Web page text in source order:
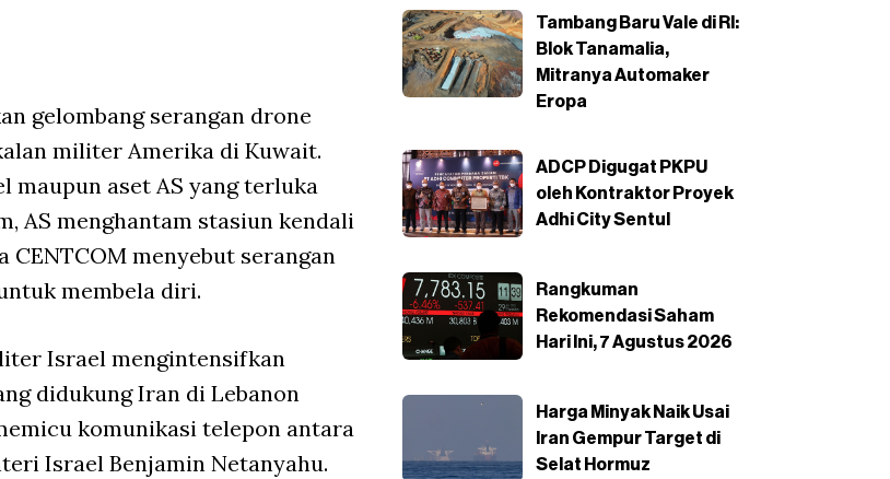
gelombang serangan drone
militer Amerika di Kuwait.
maupun aset AS yang terluka
AS menghantam stasiun kendali
menyebut serangan
membela diri.
Israel mengintensifkan
didukung Iran di Lebanon
komunikasi telepon antara
Israel Benjamin Netanyahu.
Tambang Baru Vale di RI:
Blok Tanamalia,
Mitranya Automaker
Eropa
ADCP Digugat PKPU
oleh Kontraktor Proyek
Adhi City Sentul
Rangkuman
Rekomendasi Saham
Hari Ini, 7 Agustus 2026
Harga Minyak Naik Usai
Iran Gempur Target di
Selat Hormuz